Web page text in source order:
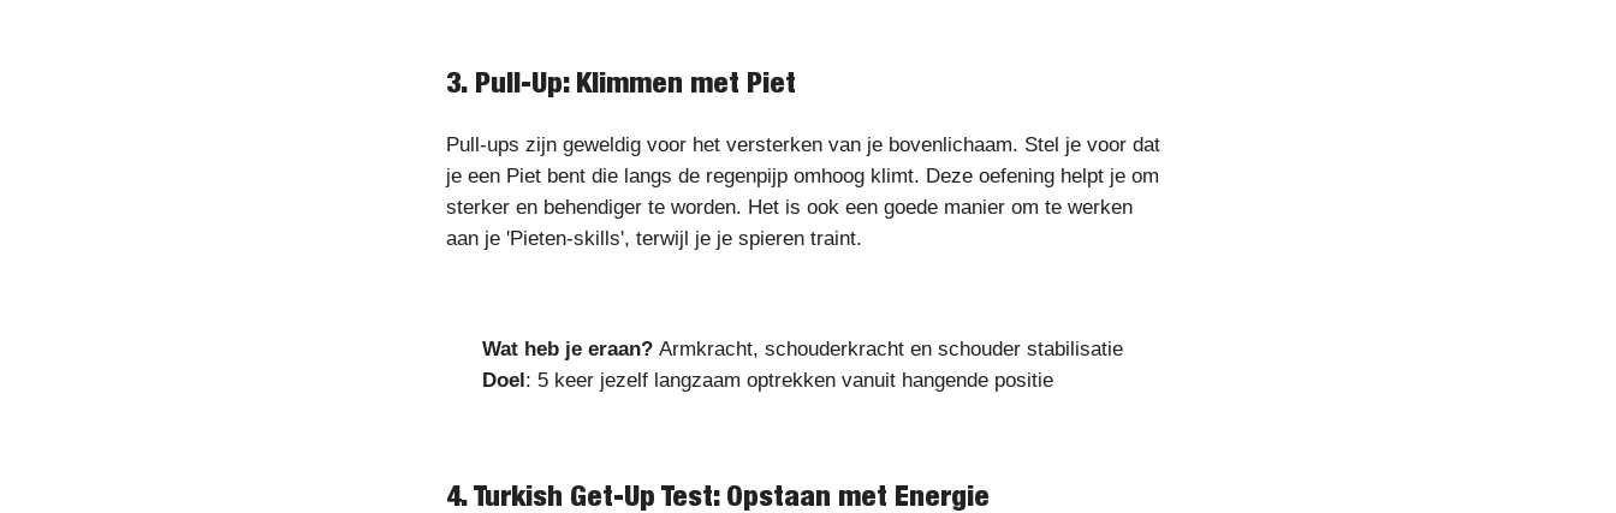
3. Pull-Up: Klimmen met Piet
Pull-ups zijn geweldig voor het versterken van je bovenlichaam. Stel je voor dat
je een Piet bent die langs de regenpijp omhoog klimt. Deze oefening helpt je om
sterker en behendiger te worden. Het is ook een goede manier om te werken
aan je 'Pieten-skills', terwijl je je spieren traint.
Wat heb je eraan? Armkracht, schouderkracht en schouder stabilisatie
Doel: 5 keer jezelf langzaam optrekken vanuit hangende positie
4. Turkish Get-Up Test: Opstaan met Energie